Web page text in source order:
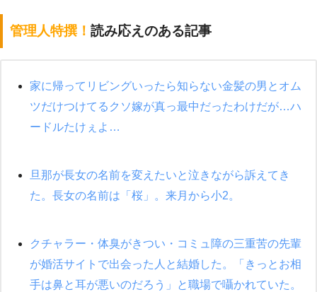
旦那の元カノをSNSで探して写真を保存して顔面評価スレで写真
を晒してた。ほとんどがブスという評価の中で二人ほど意外に好
評価で苦々しく思った
って知ってるの？」相手『 』結果→
彼氏の家に泊まる事になり、ゲームで盛り上がってさぁ寝よう！
よくドアを開けるとなんと…
管理人特撰！ 読み応えのある記事
家に帰ってリビングいったら知らない金髪の男とオム
ツだけつけてるクソ嫁が真っ最中だったわけだが…ハ
ードルたけぇよ…
旦那が長女の名前を変えたいと泣きながら訴えてき
た。長女の名前は「桜」。来月から小2。
クチャラー・体臭がきつい・コミュ障の三重苦の先輩
が婚活サイトで出会った人と結婚した。「きっとお相
手は鼻と耳が悪いのだろう」と職場で囁かれていた。